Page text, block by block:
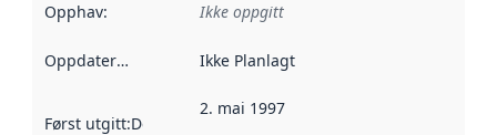
Opphav: Ikke oppgitt
Oppdateringsfrekvens :
Ikke Planlagt
Først utgitt:Denne datoen sier når dataene i dette
2. mai 1997